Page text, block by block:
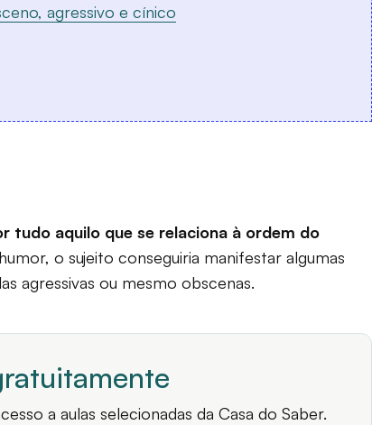
agressivo e cínico
tudo aquilo que se relaciona à ordem do
o sujeito conseguiria manifestar algumas
agressivas ou mesmo obscenas.
a aulas selecionadas da Casa do Saber.